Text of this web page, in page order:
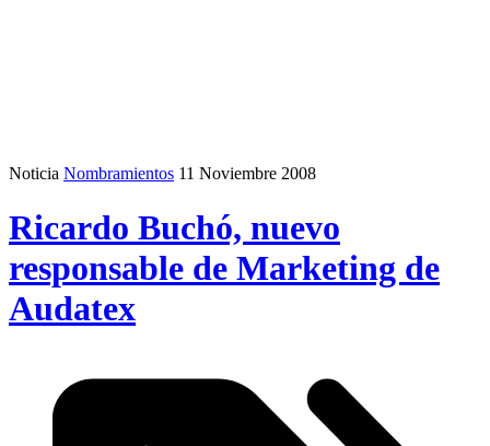
Noticia Nombramientos 11 Noviembre 2008
Ricardo Buchó, nuevo
responsable de Marketing de
Audatex